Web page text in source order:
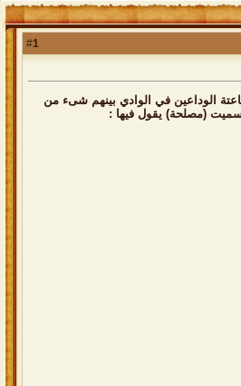
1
يقال أنه في أحد المناصب .وصله أن جماعتة الوداعين في الوادي بينهم شىء من
وسميت (مصلحة) يقول فيها :